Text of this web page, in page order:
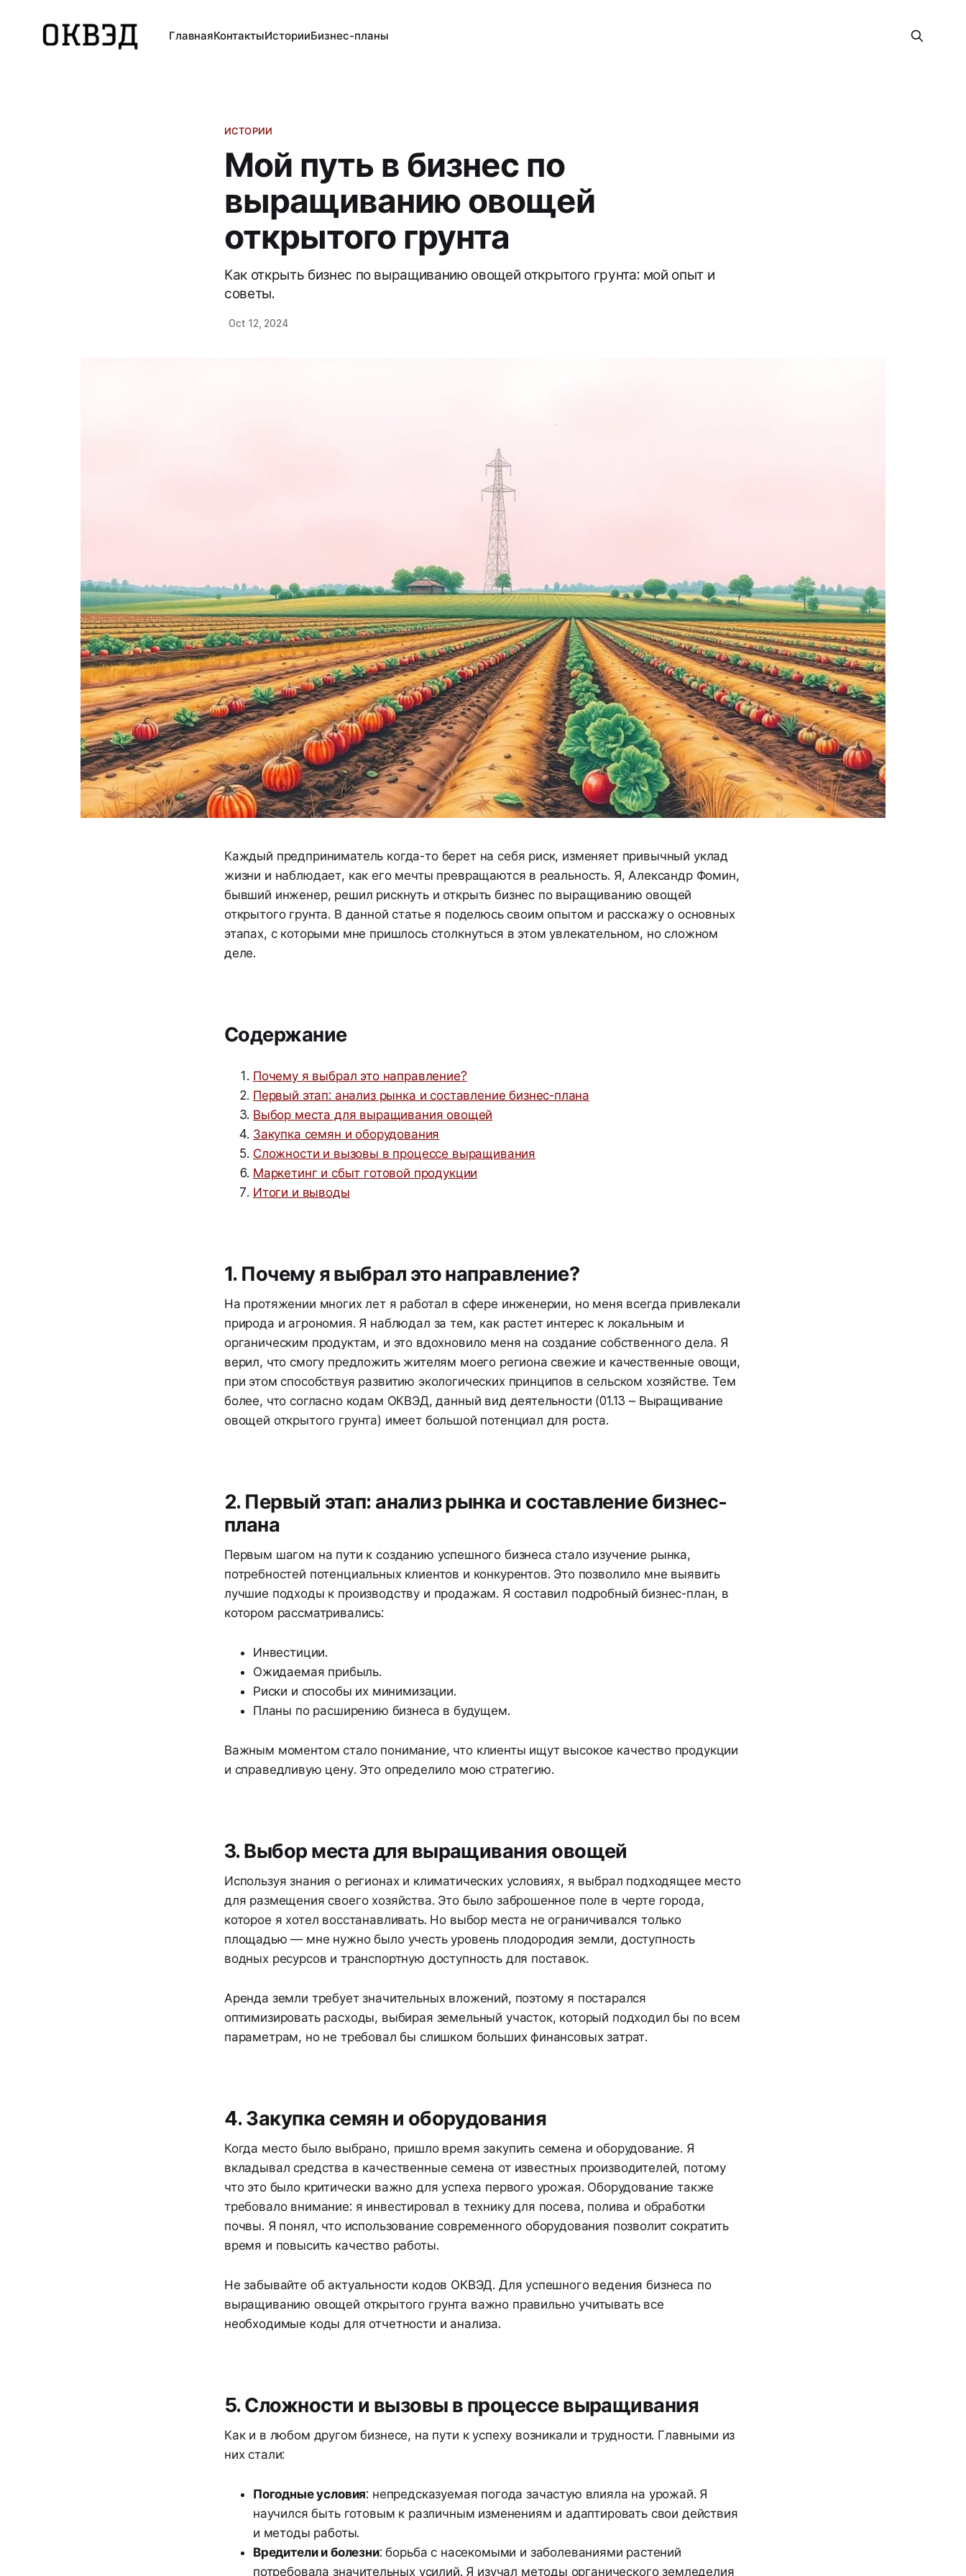
ГлавнаяКонтактыИсторииБизнес-планы
ИСТОРИИ
Мой путь в бизнес по
выращиванию овощей
открытого грунта
Как открыть бизнес по выращиванию овощей открытого грунта: мой опыт и
советы.
Oct 12, 2024
Каждый предприниматель когда-то берет на себя риск, изменяет привычный уклад
жизни и наблюдает, как его мечты превращаются в реальность. Я, Александр Фомин,
бывший инженер, решил рискнуть и открыть бизнес по выращиванию овощей
открытого грунта. В данной статье я поделюсь своим опытом и расскажу о основных
этапах, с которыми мне пришлось столкнуться в этом увлекательном, но сложном
деле.
Содержание
Почему я выбрал это направление?
Первый этап: анализ рынка и составление бизнес-плана
Выбор места для выращивания овощей
Закупка семян и оборудования
Сложности и вызовы в процессе выращивания
Маркетинг и сбыт готовой продукции
Итоги и выводы
1. Почему я выбрал это направление?
На протяжении многих лет я работал в сфере инженерии, но меня всегда привлекали
природа и агрономия. Я наблюдал за тем, как растет интерес к локальным и
органическим продуктам, и это вдохновило меня на создание собственного дела. Я
верил, что смогу предложить жителям моего региона свежие и качественные овощи,
при этом способствуя развитию экологических принципов в сельском хозяйстве. Тем
более, что согласно кодам ОКВЭД, данный вид деятельности (01.13 – Выращивание
овощей открытого грунта) имеет большой потенциал для роста.
2. Первый этап: анализ рынка и составление бизнес-
плана
Первым шагом на пути к созданию успешного бизнеса стало изучение рынка,
потребностей потенциальных клиентов и конкурентов. Это позволило мне выявить
лучшие подходы к производству и продажам. Я составил подробный бизнес-план, в
котором рассматривались:
Инвестиции.
Ожидаемая прибыль.
Риски и способы их минимизации.
Планы по расширению бизнеса в будущем.
Важным моментом стало понимание, что клиенты ищут высокое качество продукции
и справедливую цену. Это определило мою стратегию.
3. Выбор места для выращивания овощей
Используя знания о регионах и климатических условиях, я выбрал подходящее место
для размещения своего хозяйства. Это было заброшенное поле в черте города,
которое я хотел восстанавливать. Но выбор места не ограничивался только
площадью — мне нужно было учесть уровень плодородия земли, доступность
водных ресурсов и транспортную доступность для поставок.
Аренда земли требует значительных вложений, поэтому я постарался
оптимизировать расходы, выбирая земельный участок, который подходил бы по всем
параметрам, но не требовал бы слишком больших финансовых затрат.
4. Закупка семян и оборудования
Когда место было выбрано, пришло время закупить семена и оборудование. Я
вкладывал средства в качественные семена от известных производителей, потому
что это было критически важно для успеха первого урожая. Оборудование также
требовало внимание: я инвестировал в технику для посева, полива и обработки
почвы. Я понял, что использование современного оборудования позволит сократить
время и повысить качество работы.
Не забывайте об актуальности кодов ОКВЭД. Для успешного ведения бизнеса по
выращиванию овощей открытого грунта важно правильно учитывать все
необходимые коды для отчетности и анализа.
5. Сложности и вызовы в процессе выращивания
Как и в любом другом бизнесе, на пути к успеху возникали и трудности. Главными из
них стали:
Погодные условия: непредсказуемая погода зачастую влияла на урожай. Я
научился быть готовым к различным изменениям и адаптировать свои действия
и методы работы.
Вредители и болезни: борьба с насекомыми и заболеваниями растений
потребовала значительных усилий. Я изучал методы органического земледелия